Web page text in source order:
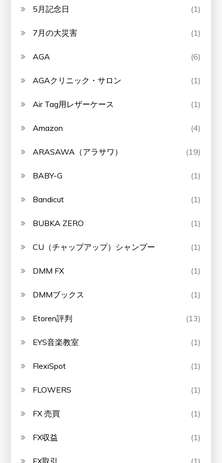
5月記念日 (1)
7月の大災害 (1)
AGA (6)
AGAクリニック・サロン (1)
Air Tag用レザーケース (1)
Amazon (4)
ARASAWA（アラサワ） (19)
BABY-G (1)
Bandicut (1)
BUBKA ZERO (1)
CU（チャップアップ）シャンプー (1)
DMM FX (1)
DMMブックス (1)
Etoren評判 (13)
EYS音楽教室 (1)
FlexiSpot (1)
FLOWERS (1)
FX 売買 (1)
FX収益 (1)